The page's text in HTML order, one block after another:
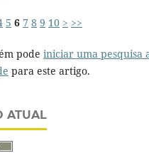
5 6 7 8 9 10 > >>
pode iniciar uma pesquisa
para este artigo.
ATUAL